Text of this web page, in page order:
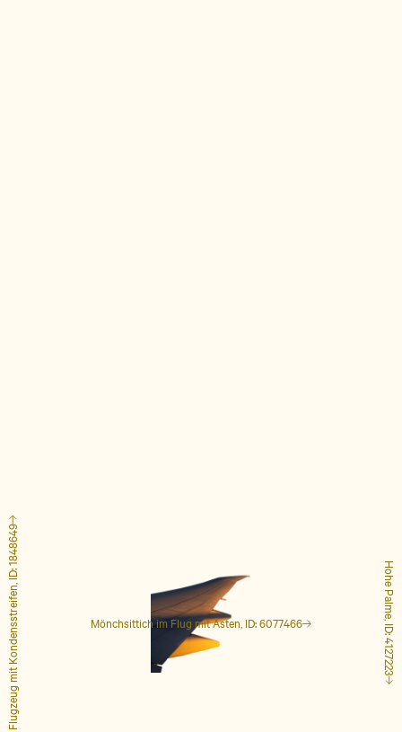
Mönchsittich im Flug mit Ästen, ID: 6077466 Hohe Palme, ID: 4127223
Flugzeug mit Kondensstreifen, ID: 1848649